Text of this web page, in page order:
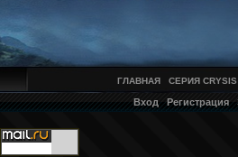
ГЛАВНАЯ СЕРИЯ CRYSIS
Вход Регистрация